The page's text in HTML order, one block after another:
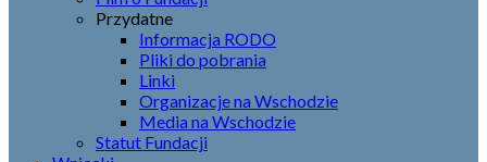
Przydatne
Informacja RODO
Pliki do pobrania
Linki
Organizacje na Wschodzie
Media na Wschodzie
Statut Fundacji